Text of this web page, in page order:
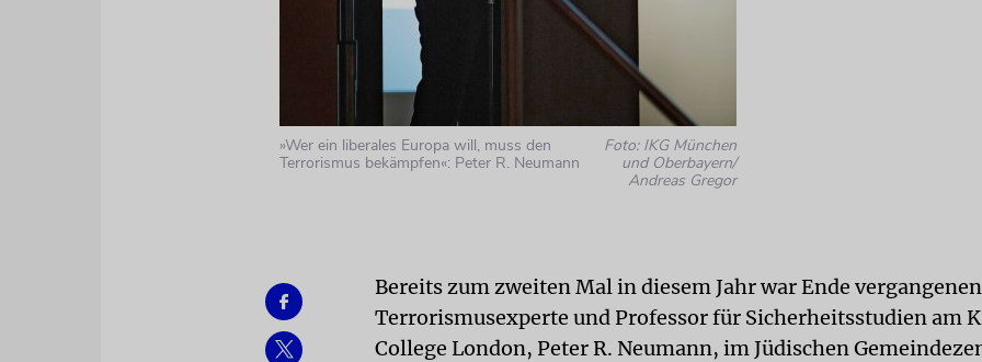
»Wer ein liberales Europa will, muss den
Terrorismus bekämpfen«: Peter R. Neumann
Foto: IKG München
und Oberbayern/
Andreas Gregor
Bereits zum zweiten Mal in diesem Jahr war Ende
Terrorismusexperte und Professor für Sicherheitsstudien am
College London, Peter R. Neumann, im Jüdischen